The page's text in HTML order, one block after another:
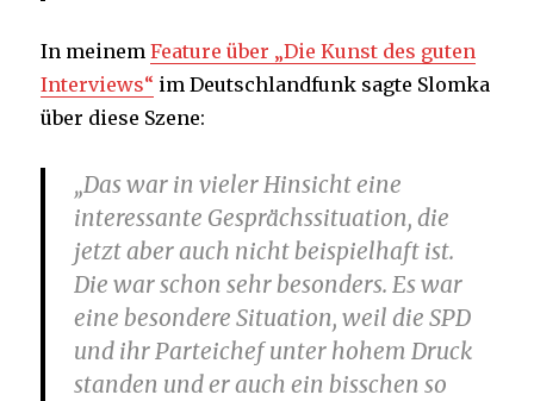
In meinemFeature über „Die Kunst des guten
Interviews“ im Deutschlandfunk sagte Slomka
über diese Szene:
„Das war in vieler Hinsicht eine
interessante Gesprächssituation, die
jetzt aber auch nicht beispielhaft ist.
Die war schon sehr besonders. Es war
eine besondere Situation, weil die SPD
und ihr Parteichef unter hohem Druck
standen und er auch ein bisschen so